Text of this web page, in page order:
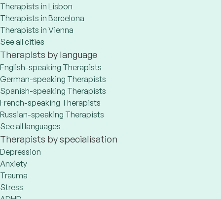
Therapists in Lisbon
Therapists in Barcelona
Therapists in Vienna
See all cities
Therapists by language
English-speaking Therapists
German-speaking Therapists
Spanish-speaking Therapists
French-speaking Therapists
Russian-speaking Therapists
See all languages
Therapists by specialisation
Depression
Anxiety
Trauma
Stress